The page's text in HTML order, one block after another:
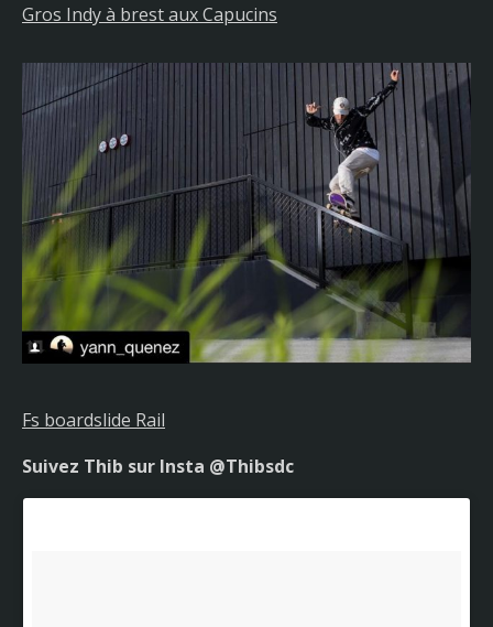
Gros Indy à brest aux Capucins
Fs boardslide Rail
Suivez Thib sur Insta @Thibsdc